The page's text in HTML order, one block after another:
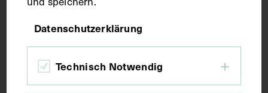
Maße
Bildmaß 23,7 x 17,1 cm
Bildmaß inkl. Untergrund 31,3 x 24,4 cm
Datenschutzerklärung
Technisch Notwendig